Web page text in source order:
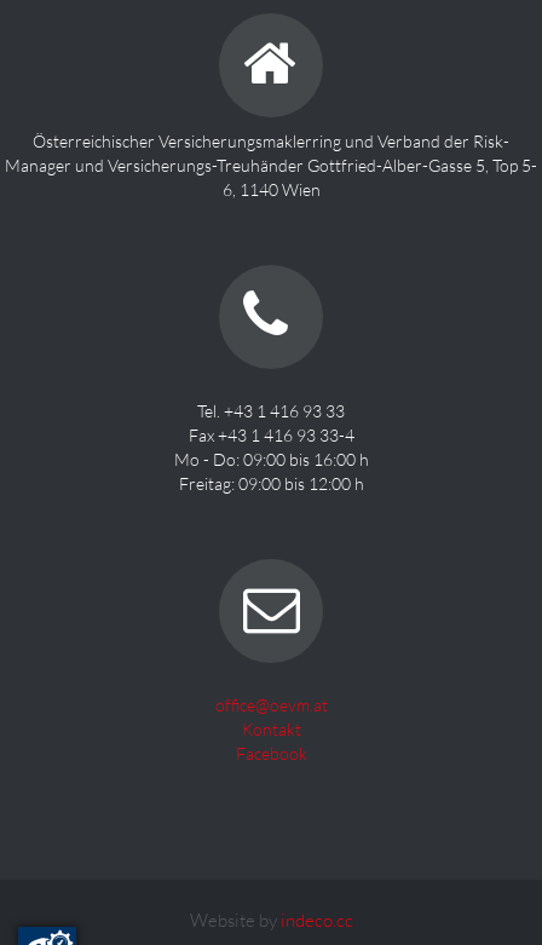
Österreichischer Versicherungsmaklerring und Verband der Risk-
Manager und Versicherungs-Treuhänder Gottfried-Alber-Gasse 5, Top 5-
6, 1140 Wien
Tel. +43 1 416 93 33
Fax +43 1 416 93 33-4
Mo - Do: 09:00 bis 16:00 h
Freitag: 09:00 bis 12:00 h
office@oevm.at
Kontakt
Facebook
Website by indeco.cc